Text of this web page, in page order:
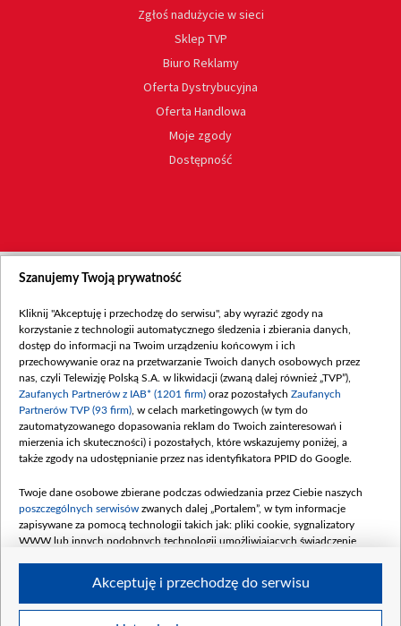
Zgłoś nadużycie w sieci
Sklep TVP
Biuro Reklamy
Oferta Dystrybucyjna
Oferta Handlowa
Moje zgody
Dostępność
Szanujemy Twoją prywatność
Kliknij "Akceptuję i przechodzę do serwisu", aby wyrazić zgody na
korzystanie z technologii automatycznego śledzenia i zbierania danych,
dostęp do informacji na Twoim urządzeniu końcowym i ich
przechowywanie oraz na przetwarzanie Twoich danych osobowych przez
nas, czyli Telewizję Polską S.A. w likwidacji (zwaną dalej również „TVP”),
Zaufanych Partnerów z IAB* (1201 firm) oraz pozostałych Zaufanych
Partnerów TVP (93 firm) , w celach marketingowych (w tym do
zautomatyzowanego dopasowania reklam do Twoich zainteresowań i
mierzenia ich skuteczności) i pozostałych, które wskazujemy poniżej, a
także zgody na udostępnianie przez nas identyfikatora PPID do Google.
Twoje dane osobowe zbierane podczas odwiedzania przez Ciebie naszych
poszczególnych serwisów zwanych dalej „Portalem”, w tym informacje
zapisywane za pomocą technologii takich jak: pliki cookie, sygnalizatory
WWW lub innych podobnych technologii umożliwiających świadczenie
Twoje dane osobowe zbierane podczas odwiedzania przez Ciebie
Akceptuję i przechodzę do serwisu